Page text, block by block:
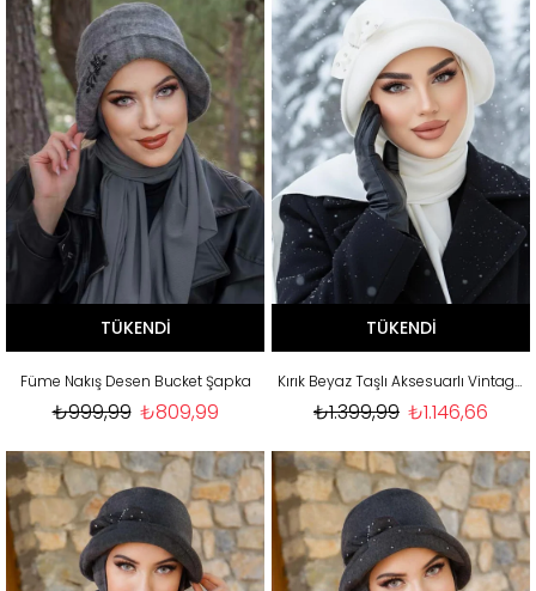
TÜKENDI
Füme Nakış Desen Bucket Şapka
₺809,99
₺999,99
TÜKENDI
Kırık Beyaz Taşlı Aksesuarlı Vintage Şapka
₺1.146,66
₺1.399,99